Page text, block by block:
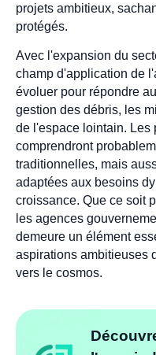
projets ambitieux,
protégés.
Avec l'expansion du
champ d'application de
évoluer pour répondre
gestion des débris, les
de l'espace lointain. Les
comprendront
traditionnelles, mais
adaptées aux besoins
croissance. Que ce soit
les agences
demeure un élément
aspirations ambitieuses
vers le cosmos.